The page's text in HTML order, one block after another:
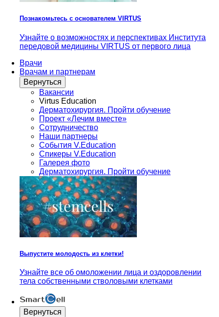
Познакомьтесь с основателем VIRTUS
Узнайте о возможностях и перспективах Института
передовой медицины VIRTUS от первого лица
Врачи
Врачам и партнерам
Вернуться
Вакансии
Virtus Education
Дерматохирургия. Пройти обучение
Проект «Лечим вместе»
Сотрудничество
Наши партнеры
События V.Education
Спикеры V.Education
Галерея фото
Дерматохирургия. Пройти обучение
Выпустите молодость из клетки!
Узнайте все об омоложении лица и оздоровлении
тела собственными стволовыми клетками
Вернуться